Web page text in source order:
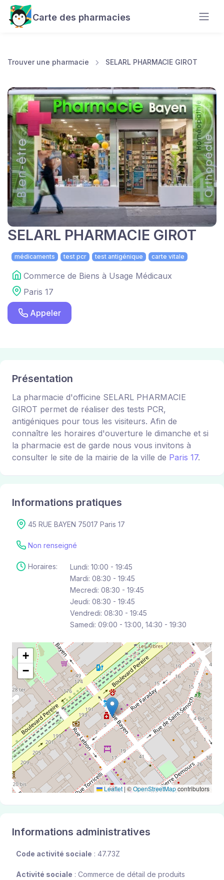
Carte des pharmacies
Trouver une pharmacie SELARL PHARMACIE GIROT
SELARL PHARMACIE GIROT
médicaments test pcr test antigénique carte vitale
Commerce de Biens à Usage Médicaux
Paris 17
Appeler
Présentation
La pharmacie d'officine SELARL PHARMACIE
GIROT permet de réaliser des tests PCR,
antigéniques pour tous les visiteurs. Afin de
connaître les horaires d'ouverture le dimanche et si
la pharmacie est de garde nous vous invitons à
consulter le site de la mairie de la ville de Paris 17.
Informations pratiques
45 RUE BAYEN 75017 Paris 17
Non renseigné
Horaires:
Lundi: 10:00 - 19:45
Mardi: 08:30 - 19:45
Mecredi: 08:30 - 19:45
Jeudi: 08:30 - 19:45
Vendredi: 08:30 - 19:45
Samedi: 09:00 - 13:00, 14:30 - 19:30
+
−
Leaflet | ©OpenStreetMapcontributors
Informations administratives
Code activité sociale : 47.73Z
Activité sociale : Commerce de détail de produits